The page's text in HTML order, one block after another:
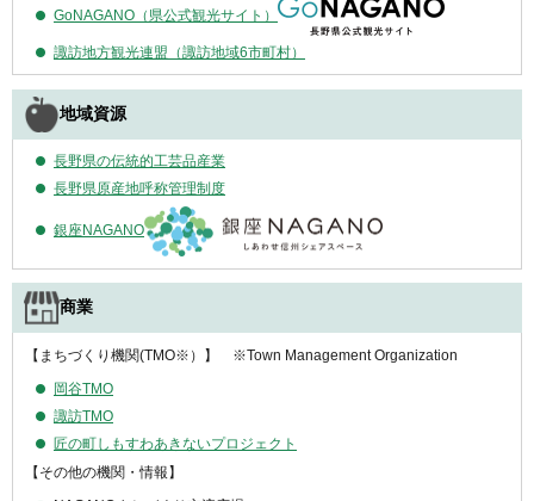
GoNAGANO（県公式観光サイト）
諏訪地方観光連盟（諏訪地域6市町村）
地域資源
長野県の伝統的工芸品産業
長野県原産地呼称管理制度
銀座NAGANO
商業
【まちづくり機関(TMO※）】 ※Town Management Organization
岡谷TMO
諏訪TMO
匠の町しもすわあきないプロジェクト
【その他の機関・情報】